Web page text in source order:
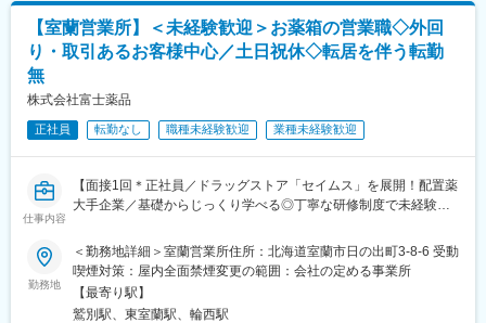
・転居を伴う転勤はありません
■やりがい：
を聞くことで、お客様と信頼関係を築き、お客様の健康管理に貢
献することができます。
・「この薬すごく効き目があって良かったよ。」「こないだのリ
ンゴ酢美味しかった！ちょうどまた買おうと思ってたの。来てく
れてありがとう。」など、「ありがとう」という言葉が一番のや
りがいです。
・健康相談、新商品・サービスのご提案 など
※一部、新たに配置薬を置いていただくお客様への訪問がありま
└配置薬は無料でおけるので、お客様も抵抗なく置いてくれる製
を身につけます。
・入社2週間～1カ月 ： 先輩社員に同行し、仕事の流れを学びま
キルを習得します。
・入社1カ月以降 ： 慣れてきたら独り立ち。既存のお客様をメイ
ンに訪問します。
★困ったら先輩社員に相談しやすい雰囲気です！
定手当を含めた表記です。
【室蘭営業所】＜未経験歓迎＞お薬箱の営業職◇外回
り・取引あるお客様中心／土日祝休◇転居を伴う転勤
無
株式会社富士薬品
正社員 転勤なし 職種未経験歓迎 業種未経験歓迎
仕事内容
【面接1回＊正社員／ドラッグストア「セイムス」を展開！配置薬
大手企業／基礎からじっくり学べる◎丁寧な研修制度で未経験の
■職務内容：
担当エリアのお客様（個人宅や企業）へ訪問し、配置薬（お薬
箱）や健康食品の提案をお任せします。
勤務地
＜勤務地詳細＞室蘭営業所住所：北海道室蘭市日の出町3-8-6 受動
喫煙対策：屋内全面禁煙変更の範囲：会社の定める事業所
【最寄り駅】
鷲別駅、東室蘭駅、輪西駅